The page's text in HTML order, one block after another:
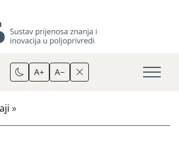
A+ A−
»